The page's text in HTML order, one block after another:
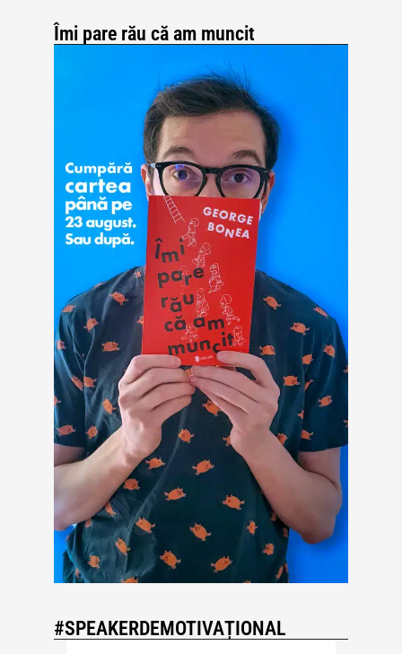
Îmi pare rău că am muncit
#SPEAKERDEMOTIVAȚIONAL